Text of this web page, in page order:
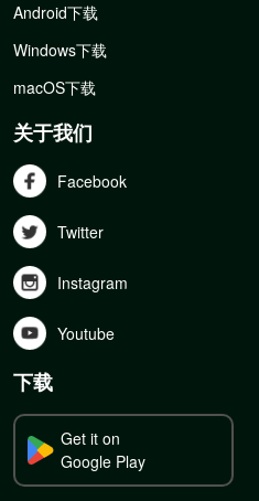
Android下载
Windows下载
macOS下载
关于我们
Facebook
Twitter
Instagram
Youtube
下载
Get it on
Google Play